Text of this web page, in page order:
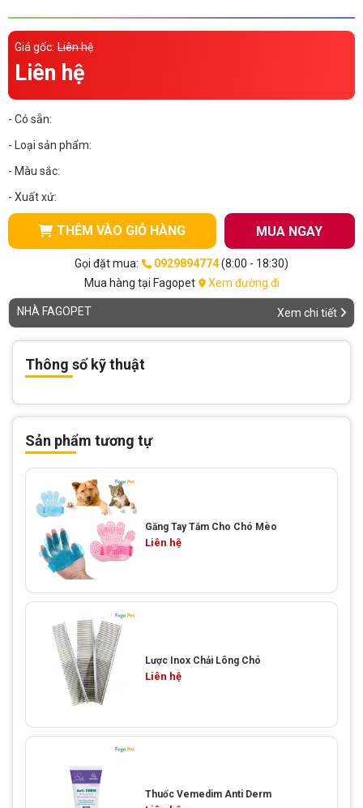
spa cho thú cưng
CHÍNH SÁCH
Chính sách mua hàng
Chính sách bảo hành
Chính sách đổi trả
0929894774
Giá gốc: Liên hệ
Liên hệ
- Có sẵn:
- Loại sản phẩm:
- Màu sắc:
- Xuất xứ:
THÊM VÀO GIỎ HÀNG MUA NGAY
Gọi đặt mua: 0929894774(8:00 - 18:30)
Mua hàng tại Fagopet
Xem đường đi
NHÀ FAGOPET Xem chi tiết
Thông số kỹ thuật
Sản phẩm tương tự
Găng Tay Tắm Cho Chó Mèo
Liên hệ
Lược Inox Chải Lông Chó
Liên hệ
Thuốc Vemedim Anti Derm